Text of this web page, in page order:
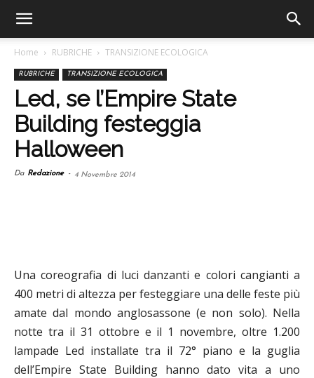
Home RUBRICHE TRANSIZIONE ECOLOGICA
RUBRICHE TRANSIZIONE ECOLOGICA
Led, se l’Empire State
Building festeggia
Halloween
Da Redazione - 4 Novembre 2014
Una coreografia di luci danzanti e colori cangianti a
400 metri di altezza per festeggiare una delle feste più
amate dal mondo anglosassone (e non solo). Nella
notte tra il 31 ottobre e il 1 novembre, oltre 1.200
lampade Led installate tra il 72° piano e la guglia
dell’Empire State Building hanno dato vita a uno